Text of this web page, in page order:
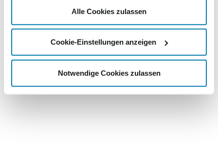
Alle Cookies zulassen
Cookie-Einstellungen anzeigen
Notwendige Cookies zulassen